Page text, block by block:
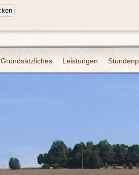
Grundsätzliches Leistungen